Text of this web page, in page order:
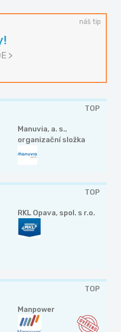
>
náš tip
TOP
Manuvia, a. s.,
organizační složka
TOP
RKL Opava, spol. s r.o.
TOP
Manpower